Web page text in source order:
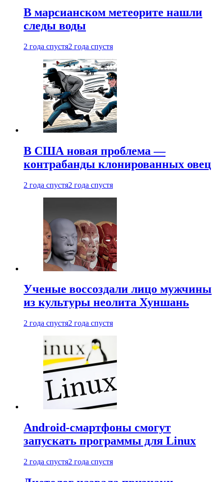
В марсианском метеорите нашли
следы воды
2 года спустя2 года спустя
В США новая проблема —
контрабанды клонированных овец
2 года спустя2 года спустя
Ученые воссоздали лицо мужчины
из культуры неолита Хуншань
2 года спустя2 года спустя
Android-смартфоны смогут
запускать программы для Linux
2 года спустя2 года спустя